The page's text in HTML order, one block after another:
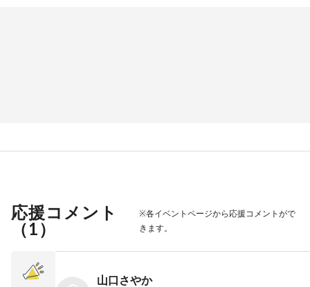
応援コメント
（1）
※各イベントページから応援コメントがで
きます。
山口さやか